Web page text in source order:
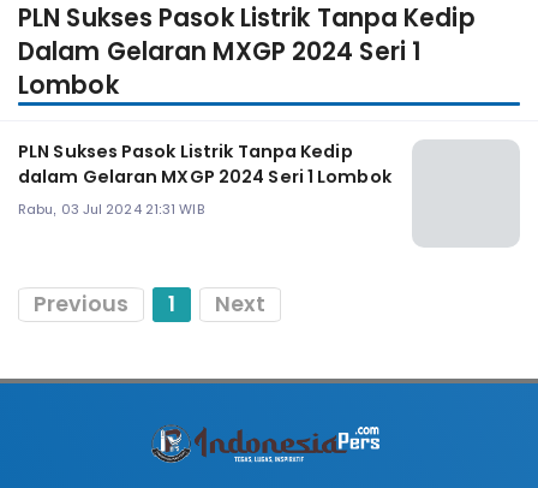
PLN Sukses Pasok Listrik Tanpa Kedip
Dalam Gelaran MXGP 2024 Seri 1
Lombok
PLN Sukses Pasok Listrik Tanpa Kedip
dalam Gelaran MXGP 2024 Seri 1 Lombok
Rabu, 03 Jul 2024 21:31 WIB
Previous 1 Next